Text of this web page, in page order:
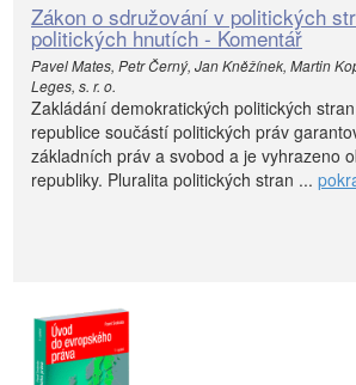
Zákon o sdružování v politických
politických hnutích - Komentář
Pavel Mates, Petr Černý, Jan Kněžínek, Martin
Leges, s. r. o.
Zakládání demokratických politických
republice součástí politických práv
základních práv a svobod a je vyhrazeno
republiky. Pluralita politických stran ...